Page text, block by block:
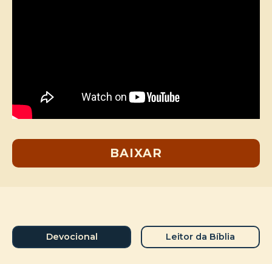
BAIXAR
Devocional Leitor da Bíblia